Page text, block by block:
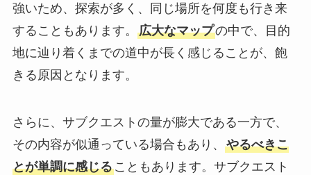
強いため、探索が多く、同じ場所を何度も行き来
することもあります。 広大なマップの中で、目的
地に辿り着くまでの道中が長く感じることが、飽
きる原因となります。
さらに、サブクエストの量が膨大である一方で、
その内容が似通っている場合もあり、 やるべきこ
とが単調に感じることもあります。サブクエスト